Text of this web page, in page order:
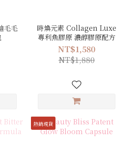
毛毛
時煥元素 Collagen Luxe
專利魚膠原 濃醇膠原配方
NT$1,580
NT$1,880
熱銷現貨